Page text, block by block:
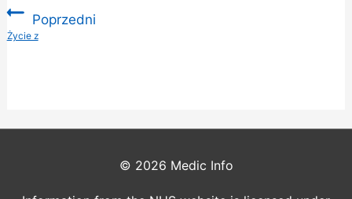
Poprzedni
:Życie z
© 2026 Medic Info